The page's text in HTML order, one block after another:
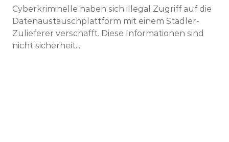
Cyberkriminelle haben sich illegal Zugriff auf die
Datenaustauschplattform mit einem Stadler-
Zulieferer verschafft. Diese Informationen sind
nicht sicherheit...